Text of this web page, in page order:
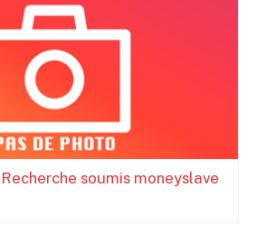
soumis moneyslave